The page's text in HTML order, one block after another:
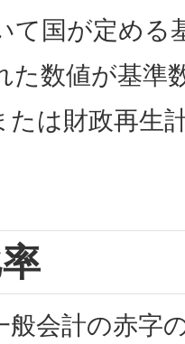
て国が定める
た数値が基準
たは財政再生
般会計の赤字